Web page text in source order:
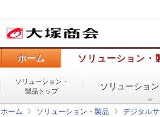
ホーム ソリューション・
ソリューション・
製品トップ
ソリューション
ホーム ソリューション・製品 デジタル